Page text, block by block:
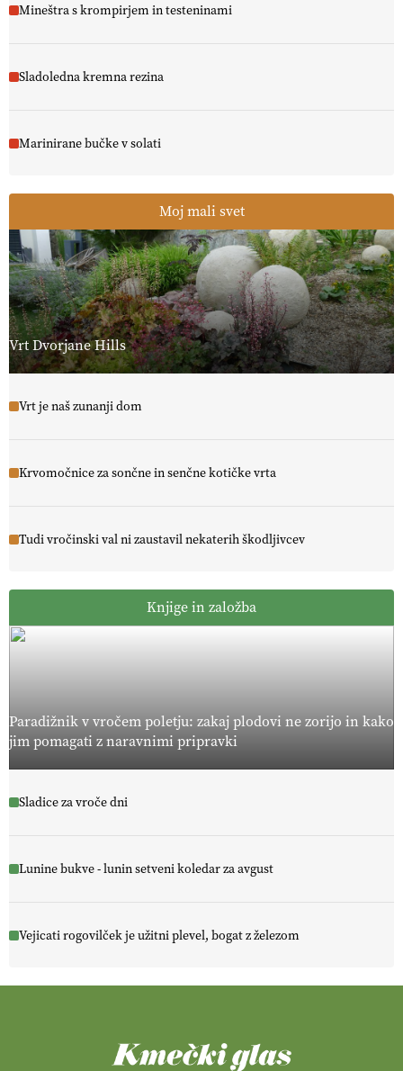
Mineštra s krompirjem in testeninami
Sladoledna kremna rezina
Marinirane bučke v solati
Moj mali svet
Vrt Dvorjane Hills
Vrt je naš zunanji dom
Krvomočnice za sončne in senčne kotičke vrta
Tudi vročinski val ni zaustavil nekaterih škodljivcev
Knjige in založba
Paradižnik v vročem poletju: zakaj plodovi ne zorijo in kako
jim pomagati z naravnimi pripravki
Sladice za vroče dni
Lunine bukve - lunin setveni koledar za avgust
Vejicati rogovilček je užitni plevel, bogat z železom